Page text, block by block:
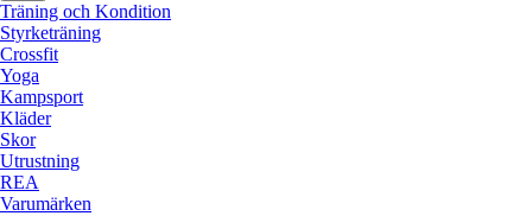
Träning och Kondition
Styrketräning
Crossfit
Yoga
Kampsport
Kläder
Skor
Utrustning
REA
Varumärken